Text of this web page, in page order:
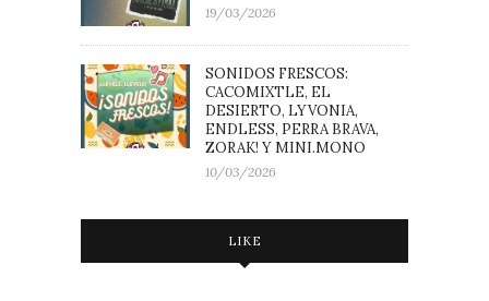
19/03/2026
SONIDOS FRESCOS:
CACOMIXTLE, EL
DESIERTO, LYVONIA,
ENDLESS, PERRA BRAVA,
ZORAK! Y MINI.MONO
10/03/2026
LIKE